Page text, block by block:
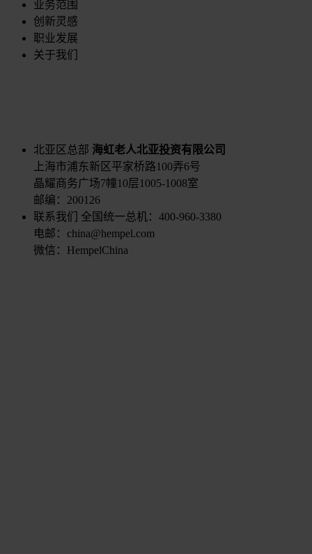
业务范围
创新灵感
职业发展
关于我们
北亚区总部 海虹老人北亚投资有限公司
上海市浦东新区平家桥路100弄6号
晶耀商务广场7幢10层1005-1008室
邮编：200126
联系我们
全国统一总机：400-960-3380
电邮：china@hempel.com
微信：HempelChina